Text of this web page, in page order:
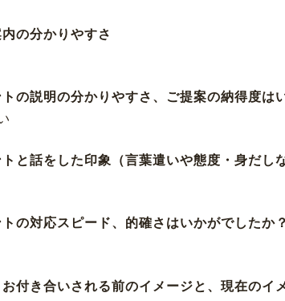
の分かりやすさ
の説明の分かりやすさ、ご提案の納得度は
と話をした印象（言葉遣いや態度・身だし
の対応スピード、的確さはいかがでしたか？
付き合いされる前のイメージと、現在のイ